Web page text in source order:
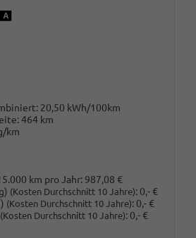
20,50 kWh/100km
464 km
km
km pro Jahr: 987,08 €
(Kosten Durchschnitt 10 Jahre): 0,- €
(Kosten Durchschnitt 10 Jahre): 0,- €
(Kosten Durchschnitt 10 Jahre): 0,- €